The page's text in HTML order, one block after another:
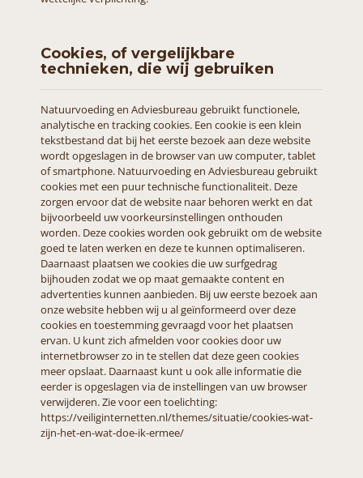
Cookies, of vergelijkbare
technieken, die wij gebruiken
Natuurvoeding en Adviesbureau gebruikt functionele,
analytische en tracking cookies. Een cookie is een klein
tekstbestand dat bij het eerste bezoek aan deze website
wordt opgeslagen in de browser van uw computer, tablet
of smartphone. Natuurvoeding en Adviesbureau gebruikt
cookies met een puur technische functionaliteit. Deze
zorgen ervoor dat de website naar behoren werkt en dat
bijvoorbeeld uw voorkeursinstellingen onthouden
worden. Deze cookies worden ook gebruikt om de website
goed te laten werken en deze te kunnen optimaliseren.
Daarnaast plaatsen we cookies die uw surfgedrag
bijhouden zodat we op maat gemaakte content en
advertenties kunnen aanbieden. Bij uw eerste bezoek aan
onze website hebben wij u al geïnformeerd over deze
cookies en toestemming gevraagd voor het plaatsen
ervan. U kunt zich afmelden voor cookies door uw
internetbrowser zo in te stellen dat deze geen cookies
meer opslaat. Daarnaast kunt u ook alle informatie die
eerder is opgeslagen via de instellingen van uw browser
verwijderen. Zie voor een toelichting:
https://veiliginternetten.nl/themes/situatie/cookies-wat-
zijn-het-en-wat-doe-ik-ermee/